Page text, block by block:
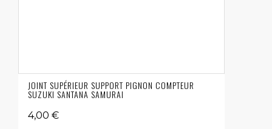
JOINT SUPÉRIEUR SUPPORT PIGNON COMPTEUR
SUZUKI SANTANA SAMURAI
4,00 €